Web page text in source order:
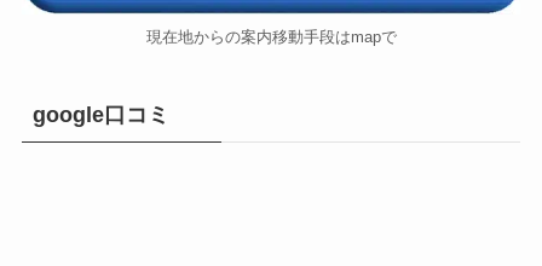
現在地からの案内移動手段はmapで
google口コミ